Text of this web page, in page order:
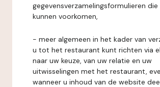
gegevensverzamelingsformulieren
kunnen voorkomen,
- meer algemeen in het kader van
u tot het restaurant kunt richten via
naar uw keuze, van uw relatie en uw
uitwisselingen met het restaurant,
wanneer u inhoud van de website